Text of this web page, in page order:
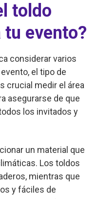
toldo
tu evento?
considerar varios
el tipo de
crucial medir el área
asegurarse de que
los invitados y
un material que
Los toldos
mientras que
y fáciles de